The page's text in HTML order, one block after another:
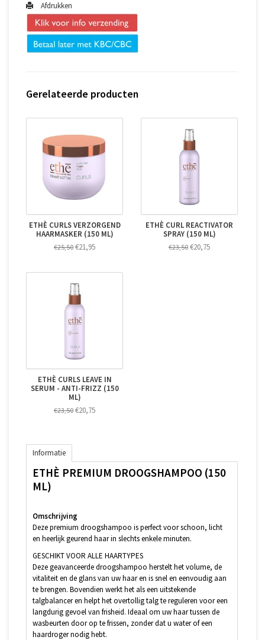
Afdrukken
Gerelateerde producten
ETHÈ CURLS VERZORGEND
HAARMASKER (150 ML)
€25,50 €21,95
ETHÈ CURL REACTIVATOR
SPRAY (150 ML)
€23,50 €20,75
ETHÈ CURLS LEAVE IN
SERUM - ANTI-FRIZZ (150
ML)
€23,50 €20,75
Informatie
ETHÈ PREMIUM DROOGSHAMPOO (150
ML)
Omschrijving
Deze premium droogshampoo is perfect voor schoon, licht
en heerlijk geurend haar in slechts enkele minuten.
GESCHIKT VOOR ALLE HAARTYPES
Deze geavanceerde droogshampoo herstelt het volume, de
vitaliteit en de glans van uw haar en is snel en eenvoudig aan
te brengen. Bovendien werkt het als een uitstekende
talgbalancer en helpt het overtollig talg te reguleren voor een
langdurig gevoel van frisheid. Ideaal om uw haar tussen de
wasbeurten door op te frissen, zonder dat u water of een
haardroger nodig hebt.